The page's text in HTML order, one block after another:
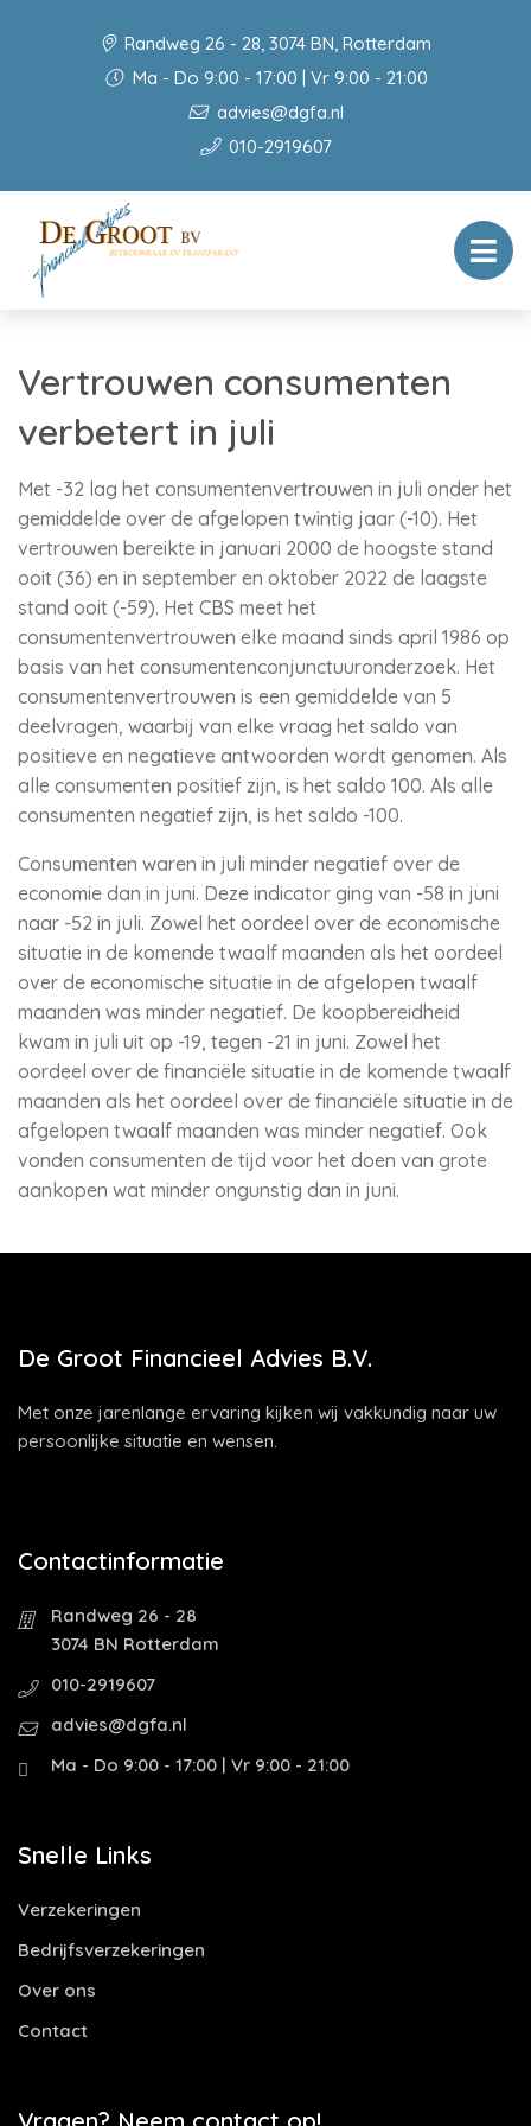
Randweg 26 - 28, 3074 BN, Rotterdam
Ma - Do 9:00 - 17:00 | Vr 9:00 - 21:00
advies@dgfa.nl
010-2919607
Vertrouwen consumenten
verbetert in juli
Met -32 lag het consumentenvertrouwen in juli onder het
gemiddelde over de afgelopen twintig jaar (-10). Het
vertrouwen bereikte in januari 2000 de hoogste stand
ooit (36) en in september en oktober 2022 de laagste
stand ooit (-59). Het CBS meet het
consumentenvertrouwen elke maand sinds april 1986 op
basis van het consumentenconjunctuuronderzoek. Het
consumentenvertrouwen is een gemiddelde van 5
deelvragen, waarbij van elke vraag het saldo van
positieve en negatieve antwoorden wordt genomen. Als
alle consumenten positief zijn, is het saldo 100. Als alle
consumenten negatief zijn, is het saldo -100.
Consumenten waren in juli minder negatief over de
economie dan in juni. Deze indicator ging van -58 in juni
naar -52 in juli. Zowel het oordeel over de economische
situatie in de komende twaalf maanden als het oordeel
over de economische situatie in de afgelopen twaalf
maanden was minder negatief. De koopbereidheid
kwam in juli uit op -19, tegen -21 in juni. Zowel het
oordeel over de financiële situatie in de komende twaalf
maanden als het oordeel over de financiële situatie in de
afgelopen twaalf maanden was minder negatief. Ook
vonden consumenten de tijd voor het doen van grote
aankopen wat minder ongunstig dan in juni.
De Groot Financieel Advies B.V.
Met onze jarenlange ervaring kijken wij vakkundig naar uw
persoonlijke situatie en wensen.
Contactinformatie
Randweg 26 - 28
3074 BN Rotterdam
010-2919607
advies@dgfa.nl
Ma - Do 9:00 - 17:00 | Vr 9:00 - 21:00
Snelle Links
Verzekeringen
Bedrijfsverzekeringen
Over ons
Contact